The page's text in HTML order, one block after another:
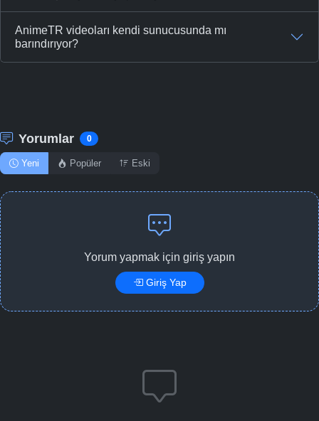
AnimeTR videoları kendi sunucusunda mı
barındırıyor?
Yorumlar 0
Yeni Popüler Eski
Yorum yapmak için giriş yapın
Giriş Yap